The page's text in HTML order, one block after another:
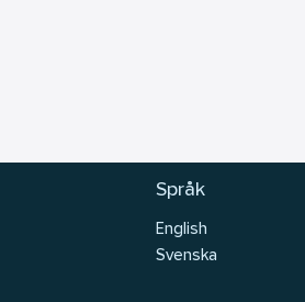
Språk
English
Svenska